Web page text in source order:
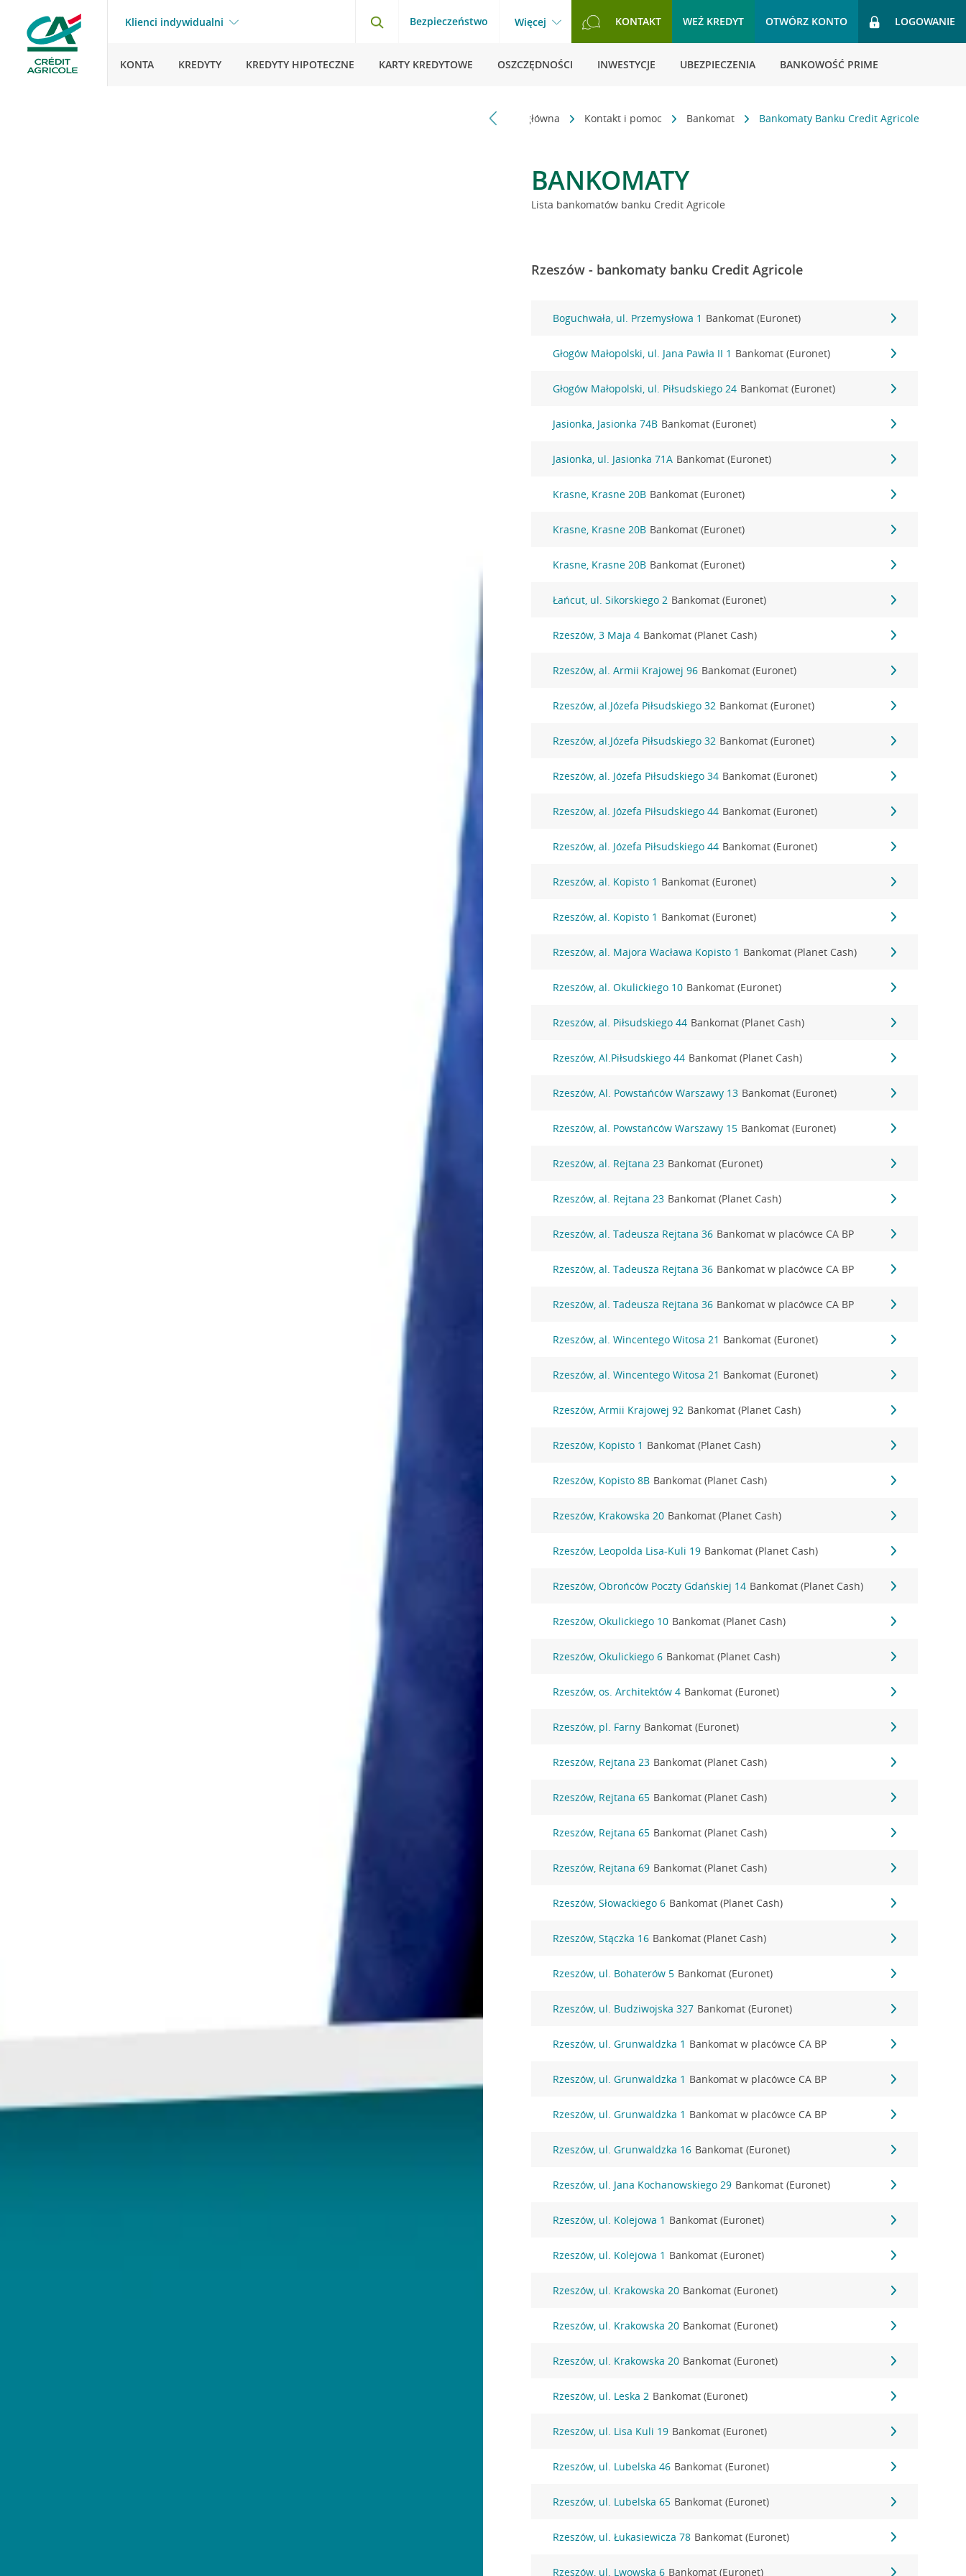
Klienci indywidualni Bezpieczeństwo Więcej KONTAKT WEŹ KREDYT OTWÓRZ KONTO LOGOWANIE
KONTA KREDYTY KREDYTY HIPOTECZNE KARTY KREDYTOWE OSZCZĘDNOŚCI INWESTYCJE UBEZPIECZENIA BANKOWOŚĆ PRIME
Strona główna Kontakt i pomoc Bankomat Bankomaty Banku Credit Agricole
BANKOMATY
Lista bankomatów banku Credit Agricole
Rzeszów - bankomaty banku Credit Agricole
Boguchwała, ul. Przemysłowa 1 Bankomat (Euronet)
Głogów Małopolski, ul. Jana Pawła II 1 Bankomat (Euronet)
Głogów Małopolski, ul. Piłsudskiego 24 Bankomat (Euronet)
Jasionka, Jasionka 74B Bankomat (Euronet)
Jasionka, ul. Jasionka 71A Bankomat (Euronet)
Krasne, Krasne 20B Bankomat (Euronet)
Krasne, Krasne 20B Bankomat (Euronet)
Krasne, Krasne 20B Bankomat (Euronet)
Łańcut, ul. Sikorskiego 2 Bankomat (Euronet)
Rzeszów, 3 Maja 4 Bankomat (Planet Cash)
Rzeszów, al. Armii Krajowej 96 Bankomat (Euronet)
Rzeszów, al.Józefa Piłsudskiego 32 Bankomat (Euronet)
Rzeszów, al.Józefa Piłsudskiego 32 Bankomat (Euronet)
Rzeszów, al. Józefa Piłsudskiego 34 Bankomat (Euronet)
Rzeszów, al. Józefa Piłsudskiego 44 Bankomat (Euronet)
Rzeszów, al. Józefa Piłsudskiego 44 Bankomat (Euronet)
Rzeszów, al. Kopisto 1 Bankomat (Euronet)
Rzeszów, al. Kopisto 1 Bankomat (Euronet)
Rzeszów, al. Majora Wacława Kopisto 1 Bankomat (Planet Cash)
Rzeszów, al. Okulickiego 10 Bankomat (Euronet)
Rzeszów, al. Piłsudskiego 44 Bankomat (Planet Cash)
Rzeszów, Al.Piłsudskiego 44 Bankomat (Planet Cash)
Rzeszów, Al. Powstańców Warszawy 13 Bankomat (Euronet)
Rzeszów, al. Powstańców Warszawy 15 Bankomat (Euronet)
Rzeszów, al. Rejtana 23 Bankomat (Euronet)
Rzeszów, al. Rejtana 23 Bankomat (Planet Cash)
Rzeszów, al. Tadeusza Rejtana 36 Bankomat w placówce CA BP
Rzeszów, al. Tadeusza Rejtana 36 Bankomat w placówce CA BP
Rzeszów, al. Tadeusza Rejtana 36 Bankomat w placówce CA BP
Rzeszów, al. Wincentego Witosa 21 Bankomat (Euronet)
Rzeszów, al. Wincentego Witosa 21 Bankomat (Euronet)
Rzeszów, Armii Krajowej 92 Bankomat (Planet Cash)
Rzeszów, Kopisto 1 Bankomat (Planet Cash)
Rzeszów, Kopisto 8B Bankomat (Planet Cash)
Rzeszów, Krakowska 20 Bankomat (Planet Cash)
Rzeszów, Leopolda Lisa-Kuli 19 Bankomat (Planet Cash)
Rzeszów, Obrońców Poczty Gdańskiej 14 Bankomat (Planet Cash)
Rzeszów, Okulickiego 10 Bankomat (Planet Cash)
Rzeszów, Okulickiego 6 Bankomat (Planet Cash)
Rzeszów, os. Architektów 4 Bankomat (Euronet)
Rzeszów, pl. Farny Bankomat (Euronet)
Rzeszów, Rejtana 23 Bankomat (Planet Cash)
Rzeszów, Rejtana 65 Bankomat (Planet Cash)
Rzeszów, Rejtana 65 Bankomat (Planet Cash)
Rzeszów, Rejtana 69 Bankomat (Planet Cash)
Rzeszów, Słowackiego 6 Bankomat (Planet Cash)
Rzeszów, Stączka 16 Bankomat (Planet Cash)
Rzeszów, ul. Bohaterów 5 Bankomat (Euronet)
Rzeszów, ul. Budziwojska 327 Bankomat (Euronet)
Rzeszów, ul. Grunwaldzka 1 Bankomat w placówce CA BP
Rzeszów, ul. Grunwaldzka 1 Bankomat w placówce CA BP
Rzeszów, ul. Grunwaldzka 1 Bankomat w placówce CA BP
Rzeszów, ul. Grunwaldzka 16 Bankomat (Euronet)
Rzeszów, ul. Jana Kochanowskiego 29 Bankomat (Euronet)
Rzeszów, ul. Kolejowa 1 Bankomat (Euronet)
Rzeszów, ul. Kolejowa 1 Bankomat (Euronet)
Rzeszów, ul. Krakowska 20 Bankomat (Euronet)
Rzeszów, ul. Krakowska 20 Bankomat (Euronet)
Rzeszów, ul. Krakowska 20 Bankomat (Euronet)
Rzeszów, ul. Leska 2 Bankomat (Euronet)
Rzeszów, ul. Lisa Kuli 19 Bankomat (Euronet)
Rzeszów, ul. Lubelska 46 Bankomat (Euronet)
Rzeszów, ul. Lubelska 65 Bankomat (Euronet)
Rzeszów, ul. Łukasiewicza 78 Bankomat (Euronet)
Rzeszów, ul. Lwowska 6 Bankomat (Euronet)